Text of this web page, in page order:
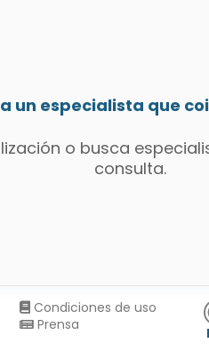
un especialista que
o busca
consulta.
Condiciones de uso
Prensa